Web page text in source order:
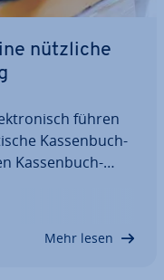
nützliche
führen
Kas­sen­buch-
Kas­sen­buch-
Sie, wer
Mehr lesen